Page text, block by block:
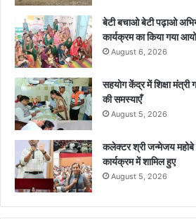
बेटी बचाओ बेटी पढ़ाओ
कार्यक्रम का किया गया
August 6, 2026
सहयोग केंद्र में शिक्षा मंत्री
की समस्याएँ
August 5, 2026
कलेक्टर श्री जन्मेजय महोबे
कार्यक्रम में शामिल हुए
August 5, 2026